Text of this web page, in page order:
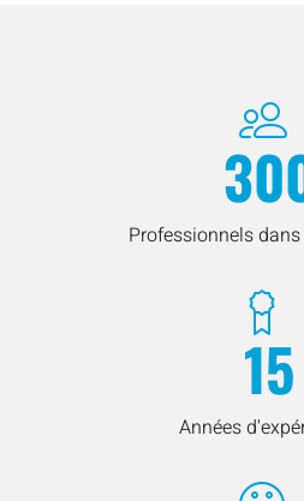
Professionnels
15
Années